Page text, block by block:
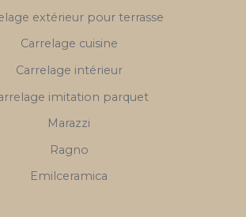
extérieur pour terrasse
Carrelage cuisine
Carrelage intérieur
imitation parquet
Marazzi
Ragno
Emilceramica